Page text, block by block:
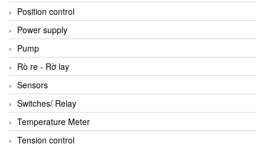
Position control
Power supply
Pump
Rò re - Rờ lay
Sensors
Switches/ Relay
Temperature Meter
Tension control